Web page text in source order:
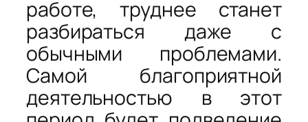
работе, труднее станет
разбираться даже с
обычными проблемами.
Самой благоприятной
деятельностью в этот